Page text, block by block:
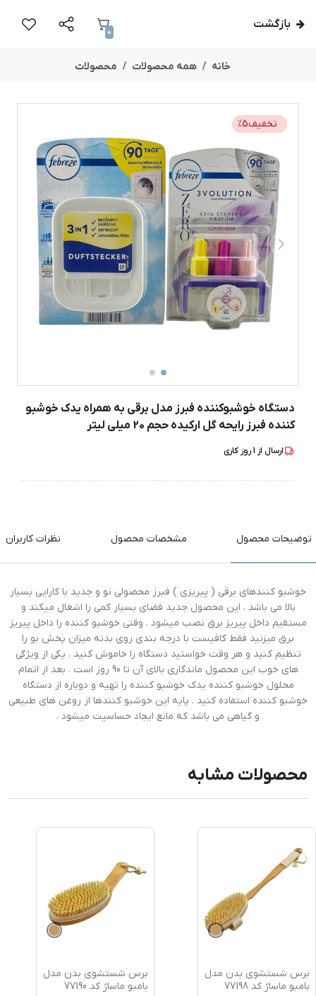
بازگشت
0
خانه همه محصولات محصولات
تخفیف %5
دستگاه خوشبوکننده فبرز مدل برقی به همراه یدک خوشبو
کننده فبرز رایحه گل ارکیده حجم 20 میلی لیتر
ارسال از 1روز کاری
توضیحات محصول مشخصات محصول نظرات کاربران
خوشبو کنندهای برقی ( پیریزی ) فبرز محصولی نو و جدید با کارایی بسیار
بالا می باشد . این محصول جدید فضای بسیار کمی را اشغال میکند و
مستقیم داخل پیریز برق نصب میشود . وقتی خوشبو کننده را داخل پیریز
برق میزنید فقط کافیست با درجه بندی روی بدنه میزان پخش بو را
تنظیم کنید و هر وقت خواستید دستگاه را خاموش کنید . یکی از ویژگی
های خوب این محصول ماندگاری بالای آن تا 90 روز است . بعد از اتمام
محلول خوشبو کننده یدک خوشبو کننده را تهیه و دوباره از دستگاه
خوشبو کننده استفاده کنید . پایه این خوشبو کنندها از روغن های طبیعی
و گیاهی می باشد که مانع ایجاد حساسیت میشود .
محصولات مشابه
برس شستشوی بدن مدل
بامبو ماساژ کد 77198
برس شستشوی بدن مدل
بامبو ماساژ کد 77190